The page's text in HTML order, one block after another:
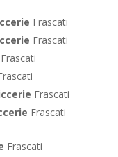
Frascati
Frascati
Frascati
Frascati
Frascati
Frascati